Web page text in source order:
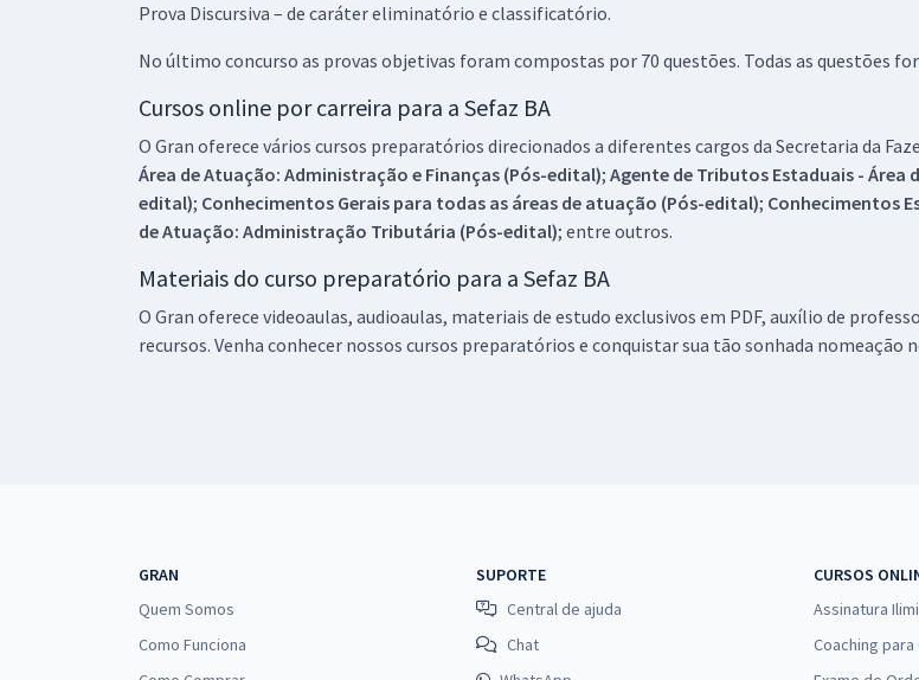
Prova Discursiva – de caráter eliminatório e classificatório.
No último concurso as provas objetivas foram compostas por 70 questões. Todas as questões
Cursos online por carreira para a Sefaz BA
O Gran oferece vários cursos preparatórios direcionados a diferentes cargos da Secretaria da
Área de Atuação: Administração e Finanças (Pós-edital); Agente de Tributos Estaduais -
edital); Conhecimentos Gerais para todas as áreas de atuação (Pós-edital); Conhecimentos
de Atuação: Administração Tributária (Pós-edital); entre outros.
Materiais do curso preparatório para a Sefaz BA
O Gran oferece videoaulas, audioaulas, materiais de estudo exclusivos em PDF, auxílio de
recursos. Venha conhecer nossos cursos preparatórios e conquistar sua tão sonhada nomeação
GRAN
Quem Somos
Como Funciona
SUPORTE
Central de ajuda
Chat
CURSOS
Assinatura
Coaching